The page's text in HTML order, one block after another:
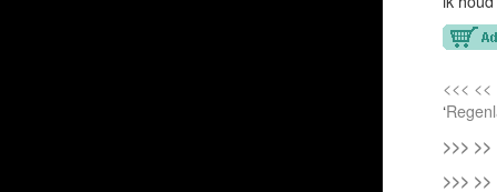
<<< <<
‘
>>> >>
>>> >>